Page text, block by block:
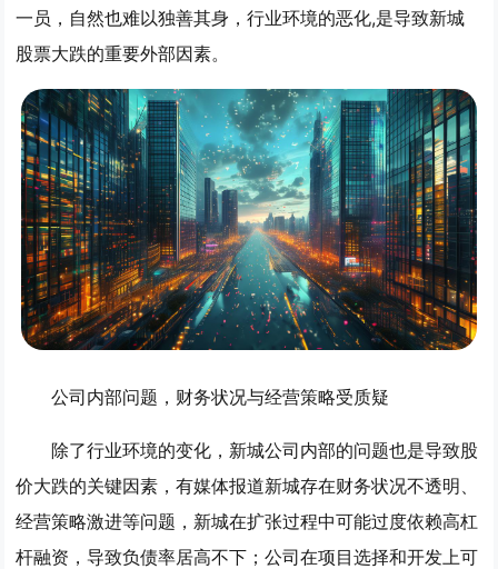
一员，自然也难以独善其身，行业环境的恶化,是导致新城
股票大跌的重要外部因素。
公司内部问题，财务状况与经营策略受质疑
除了行业环境的变化，新城公司内部的问题也是导致股
价大跌的关键因素，有媒体报道新城存在财务状况不透明、
经营策略激进等问题，新城在扩张过程中可能过度依赖高杠
杆融资，导致负债率居高不下；公司在项目选择和开发上可